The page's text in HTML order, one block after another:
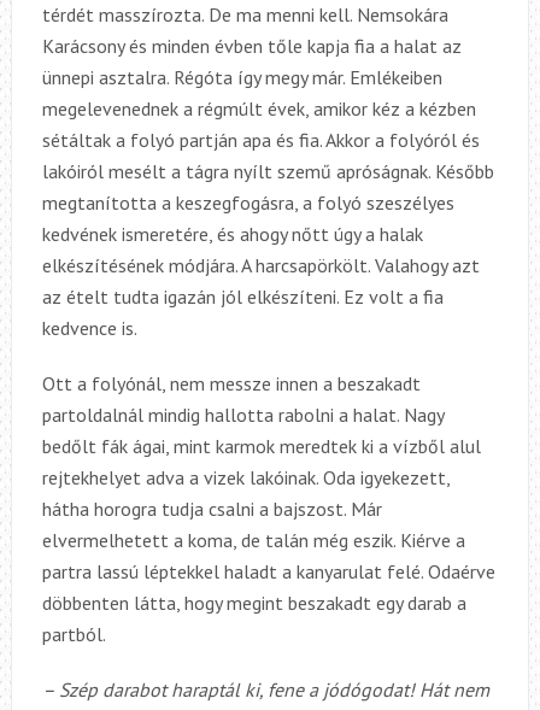
térdét masszírozta. De ma menni kell. Nemsokára
Karácsony és minden évben tőle kapja fia a halat az
ünnepi asztalra. Régóta így megy már. Emlékeiben
megelevenednek a régmúlt évek, amikor kéz a kézben
sétáltak a folyó partján apa és fia. Akkor a folyóról és
lakóiról mesélt a tágra nyílt szemű apróságnak. Később
megtanította a keszegfogásra, a folyó szeszélyes
kedvének ismeretére, és ahogy nőtt úgy a halak
elkészítésének módjára. A harcsapörkölt. Valahogy azt
az ételt tudta igazán jól elkészíteni. Ez volt a fia
kedvence is.
Ott a folyónál, nem messze innen a beszakadt
partoldalnál mindig hallotta rabolni a halat. Nagy
bedőlt fák ágai, mint karmok meredtek ki a vízből alul
rejtekhelyet adva a vizek lakóinak. Oda igyekezett,
hátha horogra tudja csalni a bajszost. Már
elvermelhetett a koma, de talán még eszik. Kiérve a
partra lassú léptekkel haladt a kanyarulat felé. Odaérve
döbbenten látta, hogy megint beszakadt egy darab a
partból.
– Szép darabot haraptál ki, fene a jódógodat! Hát nem